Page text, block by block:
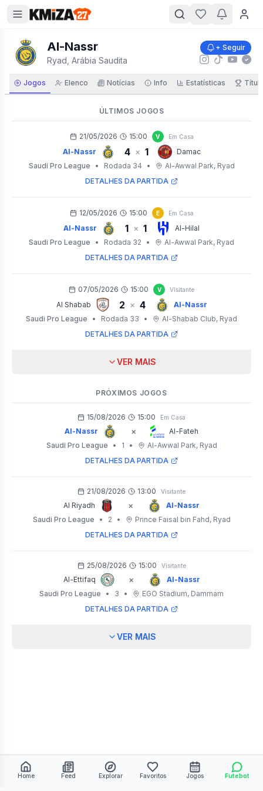
Al-Nassr
Ryad, Arábia Saudita
+ Seguir
Jogos Elenco Notícias Info Estatísticas
ÚLTIMOS JOGOS
21/05/2026 15:00 V Em Casa
Al-Nassr 4 × 1
Damac
Saudi Pro League
• Rodada 34 • Al-Awwal Park, Ryad
DETALHES DA PARTIDA
12/05/2026 15:00 E Em Casa
Al-Nassr 1 × 1
Al-Hilal
Saudi Pro League
• Rodada 32 • Al-Awwal Park, Ryad
DETALHES DA PARTIDA
07/05/2026 15:00 V Visitante
Al Shabab 2 × 4
Al-Nassr
Saudi Pro League
• Rodada 33 • Al-Shabab Club, Ryad
DETALHES DA PARTIDA
VER MAIS
PRÓXIMOS JOGOS
15/08/2026 15:00 Em Casa
Al-Nassr ×
Al-Fateh
Saudi Pro League
• 1 • Al-Awwal Park, Ryad
DETALHES DA PARTIDA
21/08/2026 13:00 Visitante
Al Riyadh ×
Al-Nassr
Saudi Pro League
• 2 • Prince Faisal bin Fahd, Ryad
DETALHES DA PARTIDA
25/08/2026 15:00 Visitante
Al-Ettifaq ×
Al-Nassr
Saudi Pro League
• 3 • EGO Stadium, Dammam
DETALHES DA PARTIDA
VER MAIS
Home Feed Explorar Favoritos Jogos Futebot